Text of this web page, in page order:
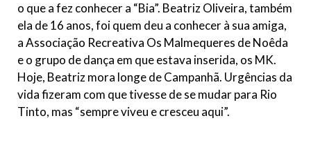
o que a fez conhecer a “Bia”. Beatriz Oliveira, também
ela de 16 anos, foi quem deu a conhecer à sua amiga,
a Associação Recreativa Os Malmequeres de Noêda
e o grupo de dança em que estava inserida, os MK.
Hoje, Beatriz mora longe de Campanhã. Urgências da
vida fizeram com que tivesse de se mudar para Rio
Tinto, mas “sempre viveu e cresceu aqui”.